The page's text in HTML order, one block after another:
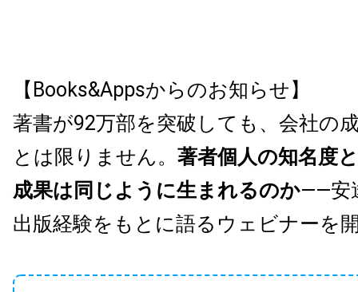
【Books&Appsからのお知らせ】
著書が92万部を突破しても、会社の
とは限りません。 著者個人の知名度
成果は同じように生まれるのか——安
出版経験をもとに語るウェビナーを